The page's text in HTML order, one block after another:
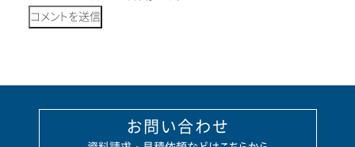
お問い合わせ